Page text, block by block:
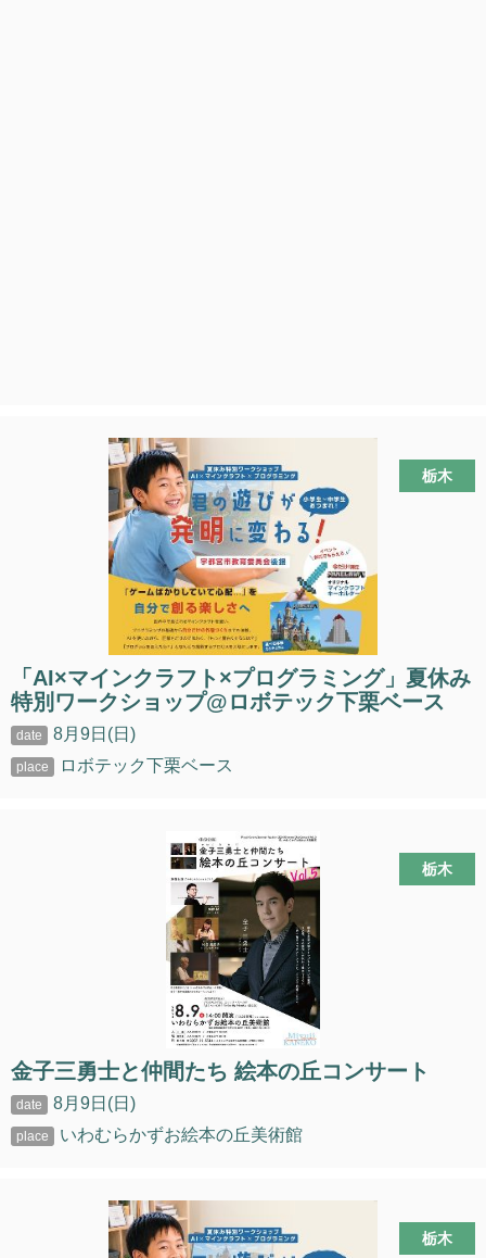
栃木
「AI×マインクラフト×プログラミング」夏休み
特別ワークショップ@ロボテック下栗ベース
8月9日(日)
ロボテック下栗ベース
栃木
金子三勇士と仲間たち 絵本の丘コンサート
8月9日(日)
いわむらかずお絵本の丘美術館
栃木